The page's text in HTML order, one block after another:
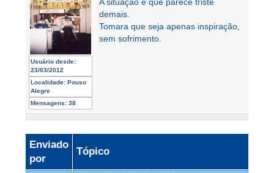
Usuário desde:
23/03/2012
Localidade: Pouso
Alegre
Mensagens: 38
demais.
Tomara que seja apenas inspiração,
sem sofrimento.
Enviado
por
Tópico